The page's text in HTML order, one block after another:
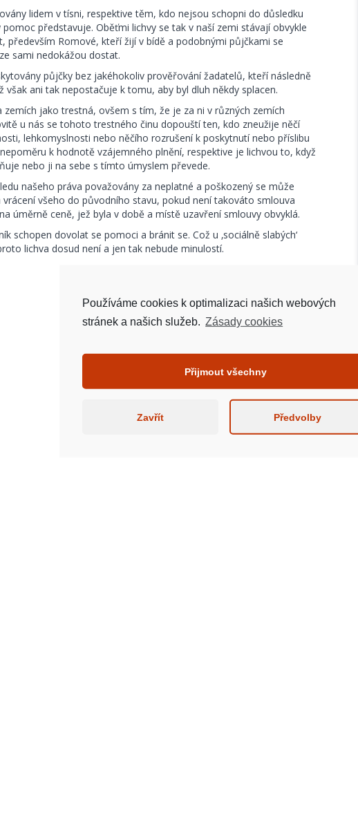
lidem v tísni, respektive těm, kdo nejsou schopni do důsledku
představuje. Oběťmi lichvy se tak v naší zemi stávají obvykle
především Romové, kteří žijí v bídě a podobnými půjčkami se
sami nedokážou dostat.
půjčky bez jakéhokoliv prověřování žadatelů, kteří následně
však ani tak nepostačuje k tomu, aby byl dluh někdy splacen.
jako trestná, ovšem s tím, že je za ni v různých zemích
u nás se tohoto trestného činu dopouští ten, kdo zneužije něčí
lehkomyslnosti nebo něčího rozrušení k poskytnutí nebo příslibu
k hodnotě vzájemného plnění, respektive je lichvou to, když
nebo ji na sebe s tímto úmyslem převede.
našeho práva považovány za neplatné a poškozený se může
všeho do původního stavu, pokud není takováto smlouva
úměrně ceně, jež byla v době a místě uzavření smlouvy obvyklá.
schopen dovolat se pomoci a bránit se. Což u ‚sociálně slabých‘
lichva dosud není a jen tak nebude minulostí.
Používáme cookies k optimalizaci našich webových
stránek a našich služeb. Zásady cookies
Přijmout všechny
Zavřít Předvolby